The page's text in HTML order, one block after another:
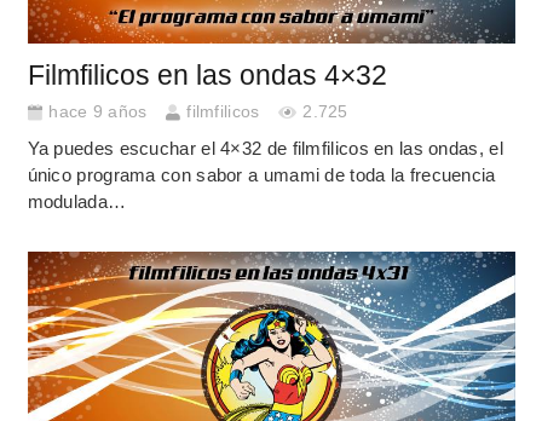
Filmfilicos en las ondas 4×32
hace 9 años filmfilicos 2.725
Ya puedes escuchar el 4×32 de filmfilicos en las ondas, el
único programa con sabor a umami de toda la frecuencia
modulada…